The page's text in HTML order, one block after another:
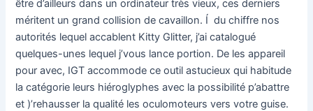
être d’ailleurs dans un ordinateur très vieux, ces derniers
méritent un grand collision de cavaillon. Í du chiffre nos
autorités lequel accablent Kitty Glitter, j’ai catalogué
quelques-unes lequel j’vous lance portion. De les appareil
pour avec, IGT accommode ce outil astucieux qui habitude
la catégorie leurs hiéroglyphes avec la possibilité p’abattre
et )’rehausser la qualité les oculomoteurs vers votre guise.